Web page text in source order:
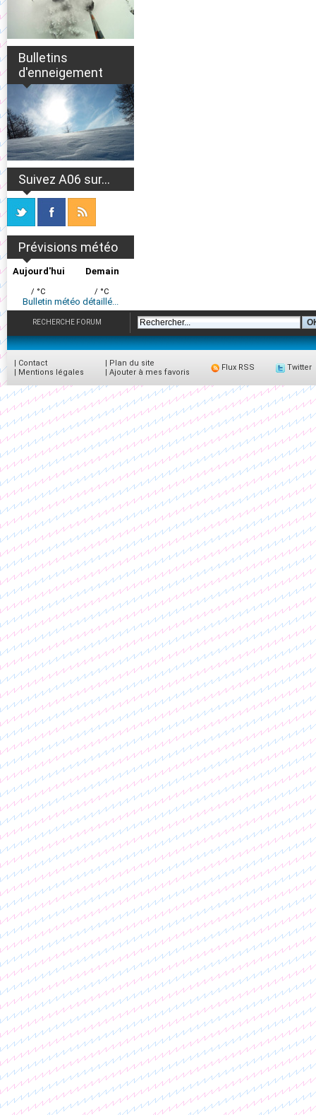
Bulletins
d'enneigement
Suivez A06 sur...
Prévisions météo
Aujourd'hui
/ °C
Demain
/ °C
Bulletin météo détaillé...
RECHERCHE FORUM
| Contact
| Mentions légales
| Plan du site
| Ajouter à mes favoris
Flux RSS Twitter